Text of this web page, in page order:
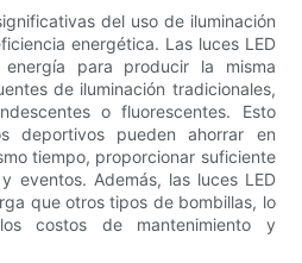
del uso de iluminación
energética. Las luces LED
energía para producir la misma
de iluminación tradicionales,
o fluorescentes. Esto
deportivos pueden ahorrar en
tiempo, proporcionar suficiente
eventos. Además, las luces LED
que otros tipos de bombillas, lo
costos de mantenimiento y